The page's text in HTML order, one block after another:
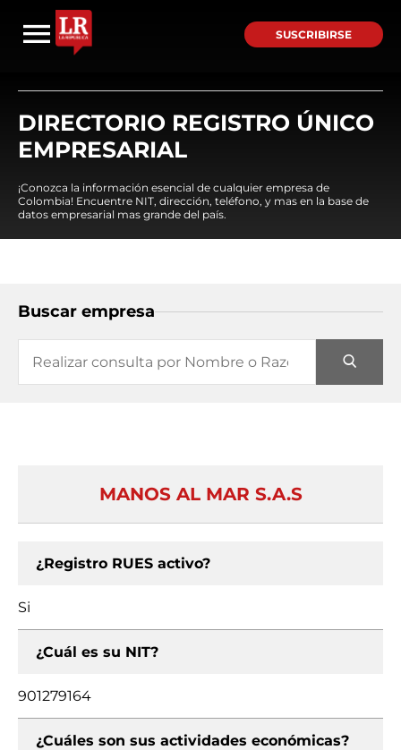
SUSCRIBIRSE
DIRECTORIO REGISTRO ÚNICO
EMPRESARIAL
¡Conozca la información esencial de cualquier empresa de
Colombia! Encuentre NIT, dirección, teléfono, y mas en la base de
datos empresarial mas grande del país.
Buscar empresa
MANOS AL MAR S.A.S
¿Registro RUES activo?
Si
¿Cuál es su NIT?
901279164
¿Cuáles son sus actividades económicas?